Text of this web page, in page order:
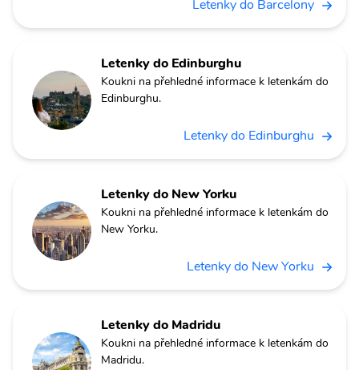
Letenky do Barcelony
Letenky do Edinburghu
Koukni na přehledné informace k letenkám do
Edinburghu.
Letenky do Edinburghu
Letenky do New Yorku
Koukni na přehledné informace k letenkám do
New Yorku.
Letenky do New Yorku
Letenky do Madridu
Koukni na přehledné informace k letenkám do
Madridu.